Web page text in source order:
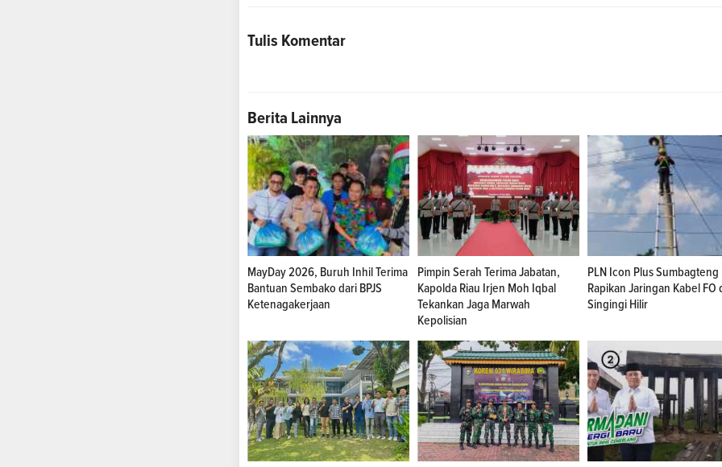
Tulis Komentar
Berita Lainnya
MayDay 2026, Buruh Inhil Terima
Bantuan Sembako dari BPJS
Ketenagakerjaan
Pimpin Serah Terima Jabatan,
Kapolda Riau Irjen Moh Iqbal
Tekankan Jaga Marwah
Kepolisian
PLN Icon Plus Sumbagteng
Rapikan Jaringan Kabel FO
Singingi Hilir